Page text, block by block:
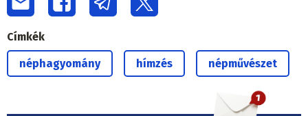
Címkék
néphagyomány hímzés népművészet